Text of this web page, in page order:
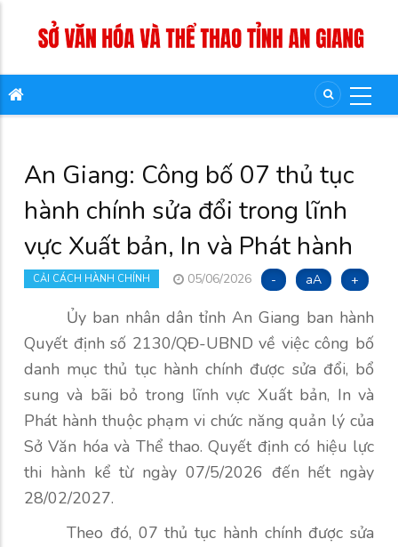
An Giang: Công bố 07 thủ tục
hành chính sửa đổi trong lĩnh
vực Xuất bản, In và Phát hành
CẢI CÁCH HÀNH CHÍNH 05/06/2026 - aA +
Ủy ban nhân dân tỉnh An Giang ban hành
Quyết định số 2130/QĐ-UBND về việc công bố
danh mục thủ tục hành chính được sửa đổi, bổ
sung và bãi bỏ trong lĩnh vực Xuất bản, In và
Phát hành thuộc phạm vi chức năng quản lý của
Sở Văn hóa và Thể thao. Quyết định có hiệu lực
thi hành kể từ ngày 07/5/2026 đến hết ngày
28/02/2027.
Theo đó, 07 thủ tục hành chính được sửa